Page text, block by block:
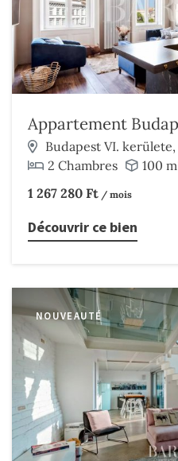
Appartement
Budapest VI. kerülete,
2 Chambres
100
1 267 280 Ft / mois
Découvrir ce bien
NOUVEAUTÉ